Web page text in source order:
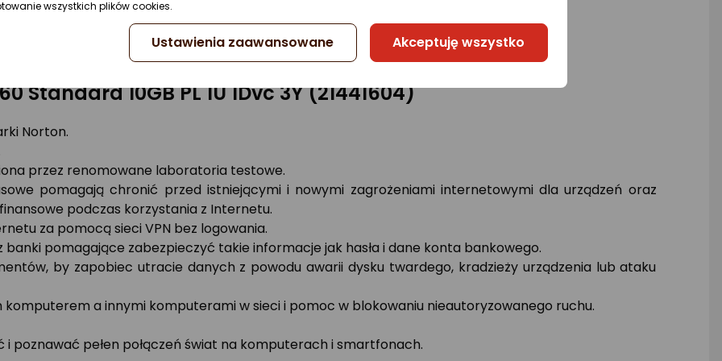
Standard 10GB PL 1U 1Dvc 3Y (21441604)
Norton.
przez renomowane laboratoria testowe.
pomagają chronić przed istniejącymi i nowymi zagrożeniami internetowymi dla urządzeń oraz
podczas korzystania z Internetu.
za pomocą sieci VPN bez logowania.
pomagające zabezpieczyć takie informacje jak hasła i dane konta bankowego.
by zapobiec utracie danych z powodu awarii dysku twardego, kradzieży urządzenia lub ataku
a innymi komputerami w sieci i pomoc w blokowaniu nieautoryzowanego ruchu.
poznawać pełen połączeń świat na komputerach i smartfonach.
wszystkich plików cookies.
Ustawienia zaawansowane Akceptuję wszystko